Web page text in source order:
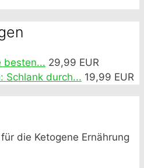
besten... 29,99 EUR
Schlank durch... 19,99 EUR
die Ketogene Ernährung